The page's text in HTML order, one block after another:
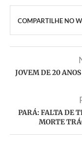
COMPARTILHE NO
JOVEM DE 20
PARÁ: FALTA DE
MORTE